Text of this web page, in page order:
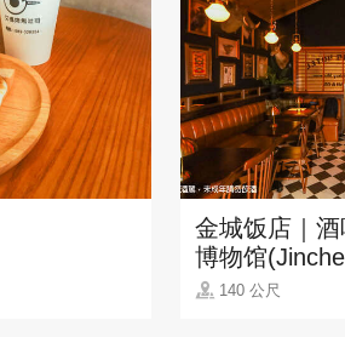
金城饭店｜
博物馆
Kinmen
140 公尺